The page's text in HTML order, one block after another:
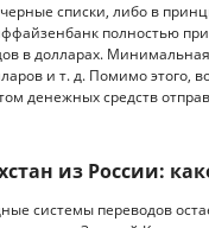
списки, либо в
полностью
в долларах.
и т. д. Помимо этого,
денежных средств
из России:
системы переводов